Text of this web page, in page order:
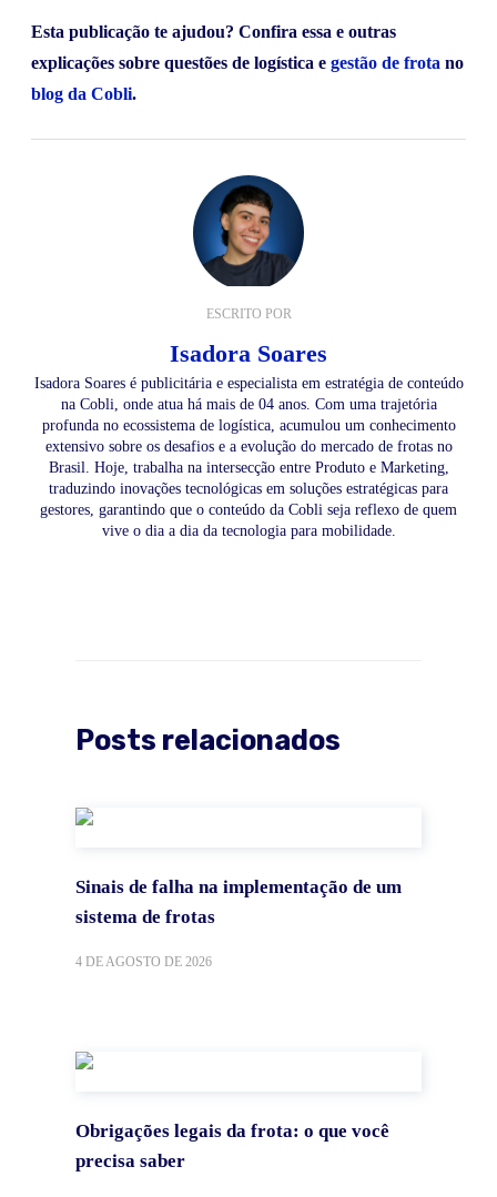
Esta publicação te ajudou? Confira essa e outras
explicações sobre questões de logística e gestão de frota no
blog da Cobli.
ESCRITO POR
Isadora Soares
Isadora Soares é publicitária e especialista em estratégia de conteúdo
na Cobli, onde atua há mais de 04 anos. Com uma trajetória
profunda no ecossistema de logística, acumulou um conhecimento
extensivo sobre os desafios e a evolução do mercado de frotas no
Brasil. Hoje, trabalha na intersecção entre Produto e Marketing,
traduzindo inovações tecnológicas em soluções estratégicas para
gestores, garantindo que o conteúdo da Cobli seja reflexo de quem
vive o dia a dia da tecnologia para mobilidade.
Posts relacionados
Sinais de falha na implementação de um
sistema de frotas
4 DE AGOSTO DE 2026
Obrigações legais da frota: o que você
precisa saber